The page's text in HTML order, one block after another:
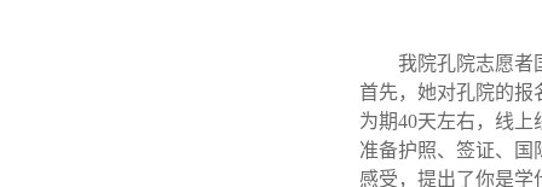
我院孔院志愿者
首先，她对孔院的报
为期40天左右，线
准备护照、签证、国
感受，提出了你是学